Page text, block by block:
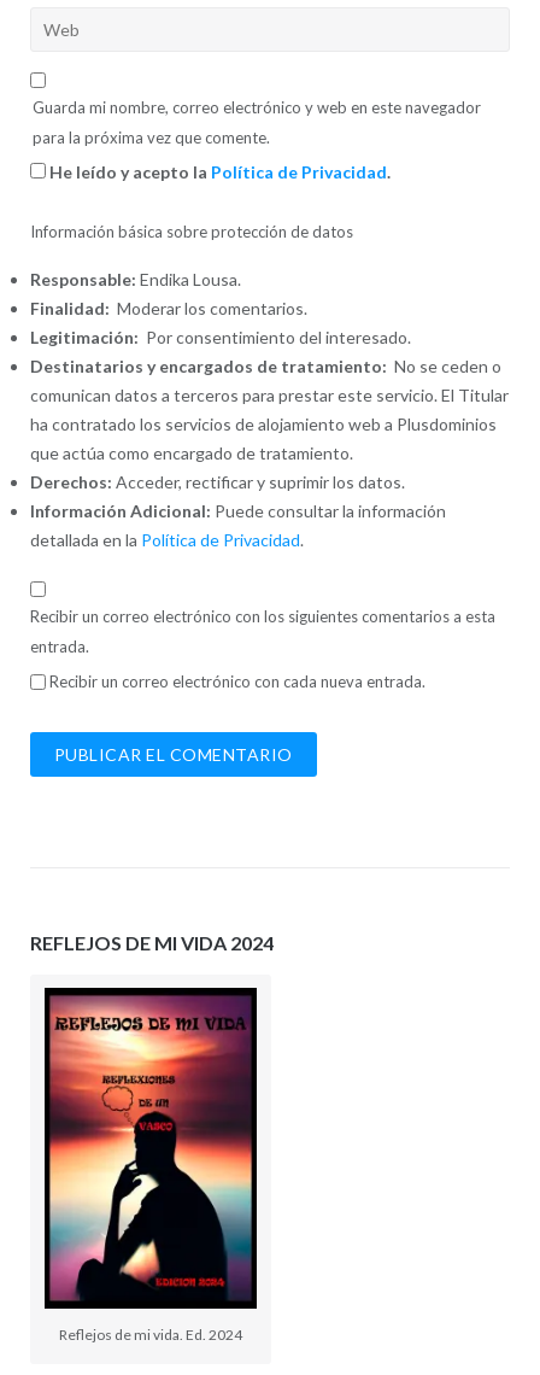
Guarda mi nombre, correo electrónico y web en este navegador
para la próxima vez que comente.
He leído y acepto la Política de Privacidad.
Información básica sobre protección de datos
Responsable: Endika Lousa.
Finalidad: Moderar los comentarios.
Legitimación: Por consentimiento del interesado.
Destinatarios y encargados de tratamiento: No se ceden o
comunican datos a terceros para prestar este servicio. El Titular
ha contratado los servicios de alojamiento web a Plusdominios
que actúa como encargado de tratamiento.
Derechos: Acceder, rectificar y suprimir los datos.
Información Adicional: Puede consultar la información
detallada en la Política de Privacidad.
Recibir un correo electrónico con los siguientes comentarios a esta
entrada.
Recibir un correo electrónico con cada nueva entrada.
REFLEJOS DE MI VIDA 2024
Reflejos de mi vida. Ed. 2024